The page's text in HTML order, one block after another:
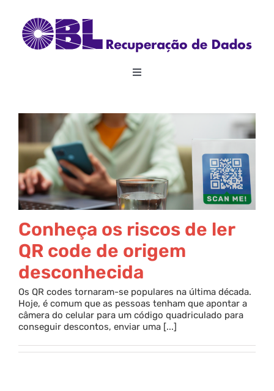
content
Toggle
Recuperação de Dados
Outros Serviços
Parceria
Conheça os riscos de ler
QR code de origem
desconhecida
Os QR codes tornaram-se populares na última década.
Hoje, é comum que as pessoas tenham que apontar a
câmera do celular para um código quadriculado para
conseguir descontos, enviar uma [...]